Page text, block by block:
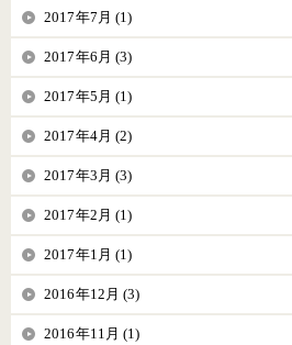
2017年7月 (1)
2017年6月 (3)
2017年5月 (1)
2017年4月 (2)
2017年3月 (3)
2017年2月 (1)
2017年1月 (1)
2016年12月 (3)
2016年11月 (1)